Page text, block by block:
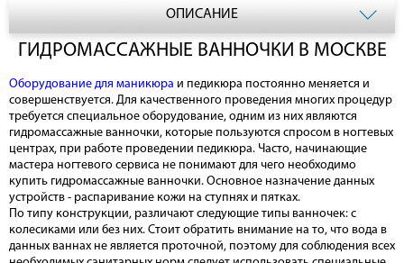
ОПИСАНИЕ
ГИДРОМАССАЖНЫЕ ВАННОЧКИ В МОСКВЕ
Оборудование для маникюра и педикюра постоянно меняется и
совершенствуется. Для качественного проведения многих процедур
требуется специальное оборудование, одним из них являются
гидромассажные ванночки, которые пользуются спросом в ногтевых
центрах, при работе проведении педикюра. Часто, начинающие
мастера ногтевого сервиса не понимают для чего необходимо
купить гидромассажные ванночки. Основное назначение данных
устройств - распаривание кожи на ступнях и пятках.
По типу конструкции, различают следующие типы ванночек: с
колесиками или без них. Стоит обратить внимание на то, что вода в
данных ваннах не является проточной, поэтому для соблюдения всех